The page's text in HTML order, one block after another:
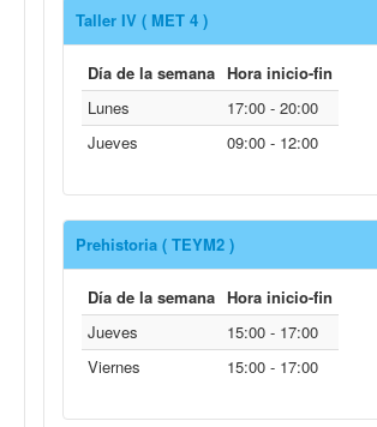
Taller IV ( MET 4 )
Día de la semana Hora inicio-fin
Lunes
17:00 - 20:00
Jueves
09:00 - 12:00
Prehistoria ( TEYM2 )
Día de la semana Hora inicio-fin
Jueves
15:00 - 17:00
Viernes
15:00 - 17:00